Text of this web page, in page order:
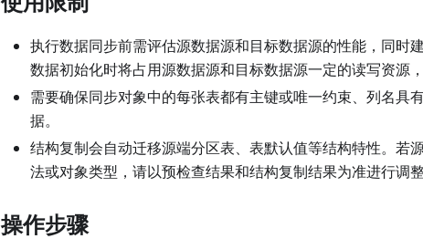
执行数据同步前需评估源数据源和目标数据源的性能，同时
数据初始化时将占用源数据源和目标数据源一定的读写资源
需要确保同步对象中的每张表都有主键或唯一约束、列名具
据。
结构复制会自动迁移源端分区表、表默认值等结构特性。若
法或对象类型，请以预检查结果和结构复制结果为准进行调整
操作步骤